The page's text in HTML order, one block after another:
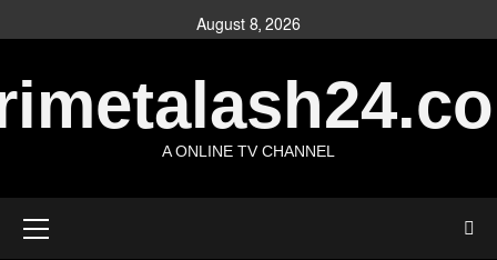
August 8, 2026
A ONLINE TV CHANNEL